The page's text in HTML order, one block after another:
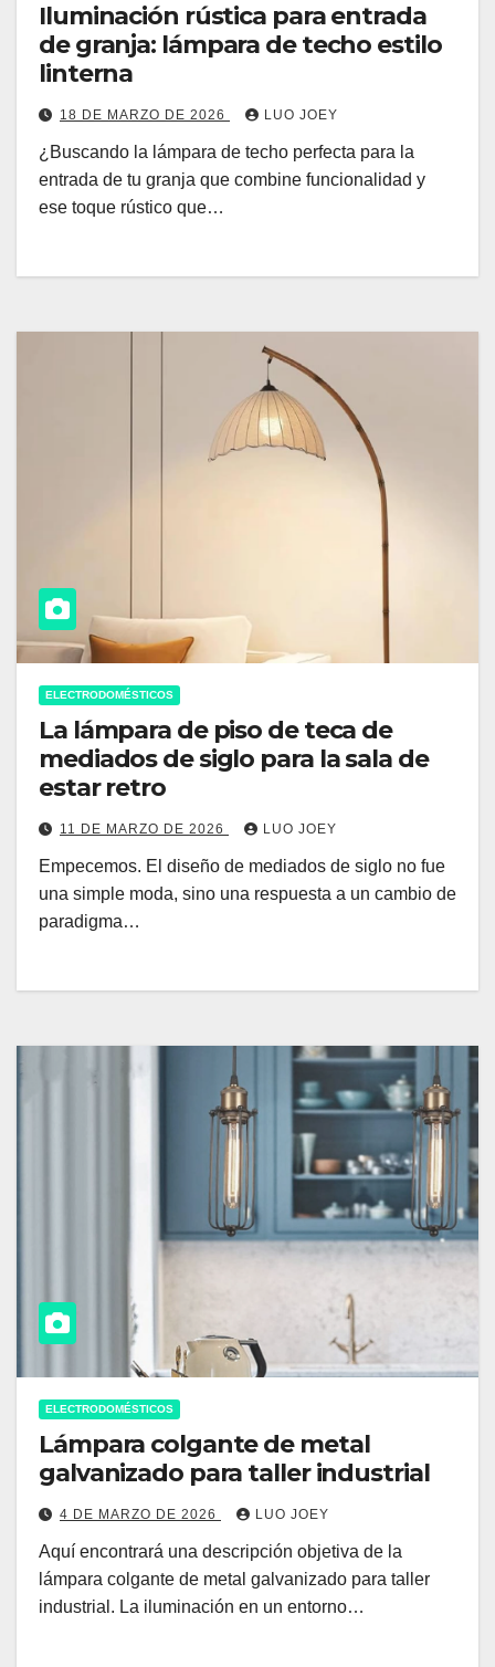
Iluminación rústica para entrada
de granja: lámpara de techo estilo
linterna
18 DE MARZO DE 2026 LUO JOEY
¿Buscando la lámpara de techo perfecta para la
entrada de tu granja que combine funcionalidad y
ese toque rústico que…
ELECTRODOMÉSTICOS
La lámpara de piso de teca de
mediados de siglo para la sala de
estar retro
11 DE MARZO DE 2026 LUO JOEY
Empecemos. El diseño de mediados de siglo no fue
una simple moda, sino una respuesta a un cambio de
paradigma…
ELECTRODOMÉSTICOS
Lámpara colgante de metal
galvanizado para taller industrial
4 DE MARZO DE 2026 LUO JOEY
Aquí encontrará una descripción objetiva de la
lámpara colgante de metal galvanizado para taller
industrial. La iluminación en un entorno…